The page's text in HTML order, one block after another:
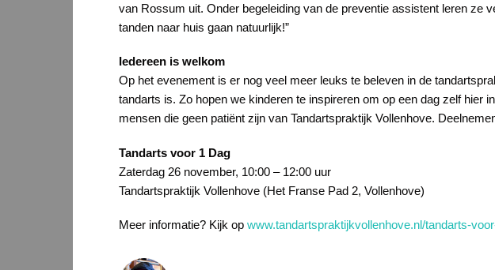
van Rossum uit. Onder begeleiding van de preventie assistent leren ze
tanden naar huis gaan natuurlijk!”
Iedereen is welkom
Op het evenement is er nog veel meer leuks te beleven in de
tandarts is. Zo hopen we kinderen te inspireren om op een dag zelf hier
mensen die geen patiënt zijn van Tandartspraktijk Vollenhove.
Tandarts voor 1 Dag
Zaterdag 26 november, 10:00 – 12:00 uur
Tandartspraktijk Vollenhove (Het Franse Pad 2, Vollenhove)
Meer informatie? Kijk op www.tandartspraktijkvollenhove.nl/tandarts-